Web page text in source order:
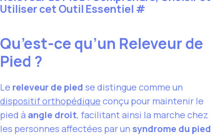
Utiliser cet Outil Essentiel #
Qu’est-ce qu’un Releveur de
Pied ?
Le releveur de pied se distingue comme un
dispositif orthopédique conçu pour maintenir le
pied à angle droit, facilitant ainsi la marche chez
les personnes affectées par un syndrome du pied